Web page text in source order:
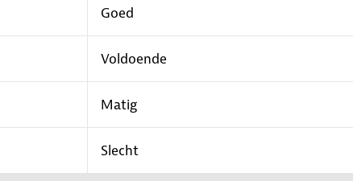
Goed
Voldoende
Matig
Slecht